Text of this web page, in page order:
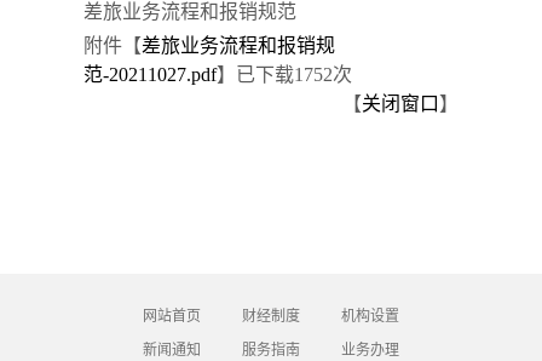
差旅业务流程和报销规范
附件【差旅业务流程和报销规
范-20211027.pdf】 已下载1752次
【关闭窗口 】
网站首页 财经制度
机构设置
新闻通知
服务指南 业务办理